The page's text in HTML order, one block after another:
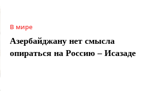
В мире
Азербайджану нет смысла
опираться на Россию – Исазаде